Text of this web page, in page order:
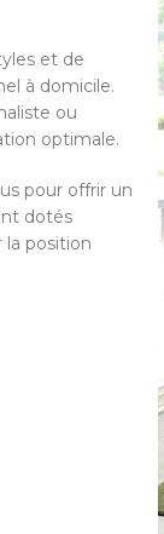
et de
à domicile.
ou
optimale.
pour offrir un
dotés
position